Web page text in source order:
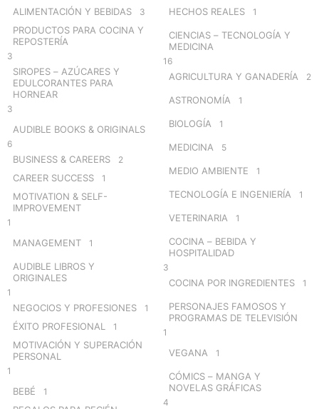
ALIMENTACIÓN Y BEBIDAS 3
PRODUCTOS PARA COCINA Y
REPOSTERÍA
3
SIROPES – AZÚCARES Y
EDULCORANTES PARA
HORNEAR
3
AUDIBLE BOOKS & ORIGINALS
6
BUSINESS & CAREERS 2
CAREER SUCCESS 1
MOTIVATION & SELF-
IMPROVEMENT
1
MANAGEMENT 1
AUDIBLE LIBROS Y
ORIGINALES
1
NEGOCIOS Y PROFESIONES 1
ÉXITO PROFESIONAL 1
MOTIVACIÓN Y SUPERACIÓN
PERSONAL
1
BEBÉ 1
HECHOS REALES 1
CIENCIAS – TECNOLOGÍA Y
MEDICINA
16
AGRICULTURA Y GANADERÍA 2
ASTRONOMÍA 1
BIOLOGÍA 1
MEDICINA 5
MEDIO AMBIENTE 1
TECNOLOGÍA E INGENIERÍA 1
VETERINARIA 1
COCINA – BEBIDA Y
HOSPITALIDAD
3
COCINA POR INGREDIENTES 1
PERSONAJES FAMOSOS Y
PROGRAMAS DE TELEVISIÓN
1
VEGANA 1
CÓMICS – MANGA Y
NOVELAS GRÁFICAS
4